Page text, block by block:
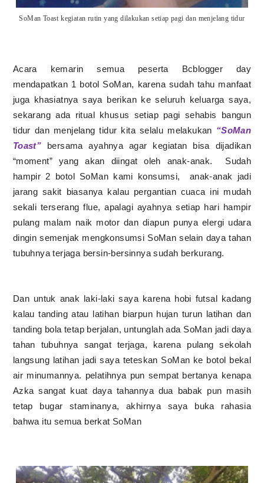
SoMan Toast kegiatan rutin yang dilakukan setiap pagi dan menjelang tidur
Acara kemarin semua peserta Bcblogger day
mendapatkan 1 botol SoMan, karena sudah tahu manfaat
juga khasiatnya saya berikan ke seluruh keluarga saya,
sekarang ada ritual khusus setiap pagi sehabis bangun
tidur dan menjelang tidur kita selalu melakukan “SoMan
Toast” bersama ayahnya agar kegiatan bisa dijadikan
“moment” yang akan diingat oleh anak-anak.
Sudah
hampir 2 botol SoMan kami konsumsi,
anak-anak jadi
jarang sakit biasanya kalau pergantian cuaca ini mudah
sekali terserang flue, apalagi ayahnya setiap hari hampir
pulang malam naik motor dan diapun punya elergi udara
dingin semenjak mengkonsumsi SoMan selain daya tahan
tubuhnya terjaga bersin-bersinnya sudah berkurang.
Dan untuk anak laki-laki saya karena hobi futsal kadang
kalau tanding atau latihan biarpun hujan turun latihan dan
tanding bola tetap berjalan, untunglah ada SoMan jadi daya
tahan tubuhnya sangat terjaga, karena pulang sekolah
langsung latihan jadi saya teteskan SoMan ke botol bekal
air minumannya. pelatihnya pun sempat bertanya kenapa
Azka sangat kuat daya tahannya dua babak pun masih
tetap bugar staminanya, akhirnya saya buka rahasia
bahwa itu semua berkat SoMan